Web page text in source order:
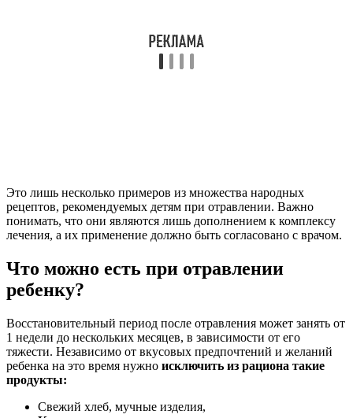
Это лишь несколько примеров из множества народных
рецептов, рекомендуемых детям при отравлении. Важно
понимать, что они являются лишь дополнением к комплексу
лечения, а их применение должно быть согласовано с врачом.
Что можно есть при отравлении
ребенку?
Восстановительный период после отравления может занять от
1 недели до нескольких месяцев, в зависимости от его
тяжести. Независимо от вкусовых предпочтений и желаний
ребенка на это время нужно исключить из рациона такие
продукты:
Свежий хлеб, мучные изделия,